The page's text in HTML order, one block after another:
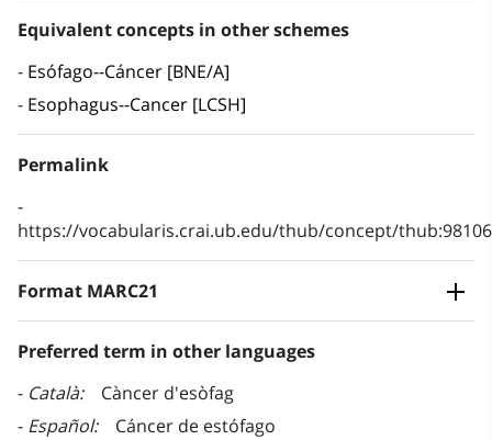
Equivalent concepts in other schemes
Esófago--Cáncer [BNE/A]
Esophagus--Cancer [LCSH]
Permalink
https://vocabularis.crai.ub.edu/thub/concept/
Format MARC21
Preferred term in other languages
Català
Càncer d'esòfag
Español
Cáncer de estófago